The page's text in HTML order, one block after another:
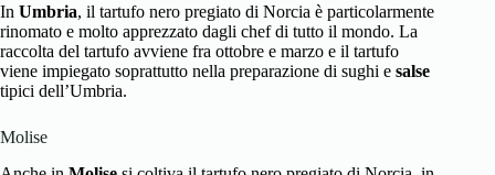
In Umbria, il tartufo nero pregiato di Norcia è particolarmente
rinomato e molto apprezzato dagli chef di tutto il mondo. La
raccolta del tartufo avviene fra ottobre e marzo e il tartufo
viene impiegato soprattutto nella preparazione di sughi e salse
tipici dell’Umbria.
Molise